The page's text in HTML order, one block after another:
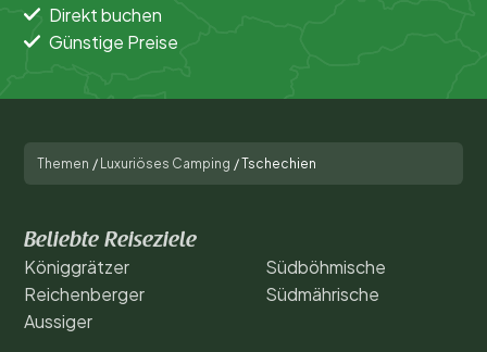
Direkt buchen
Günstige Preise
Themen / Luxuriöses Camping /Tschechien
Beliebte Reiseziele
Königgrätzer
Reichenberger
Aussiger
Südböhmische
Südmährische